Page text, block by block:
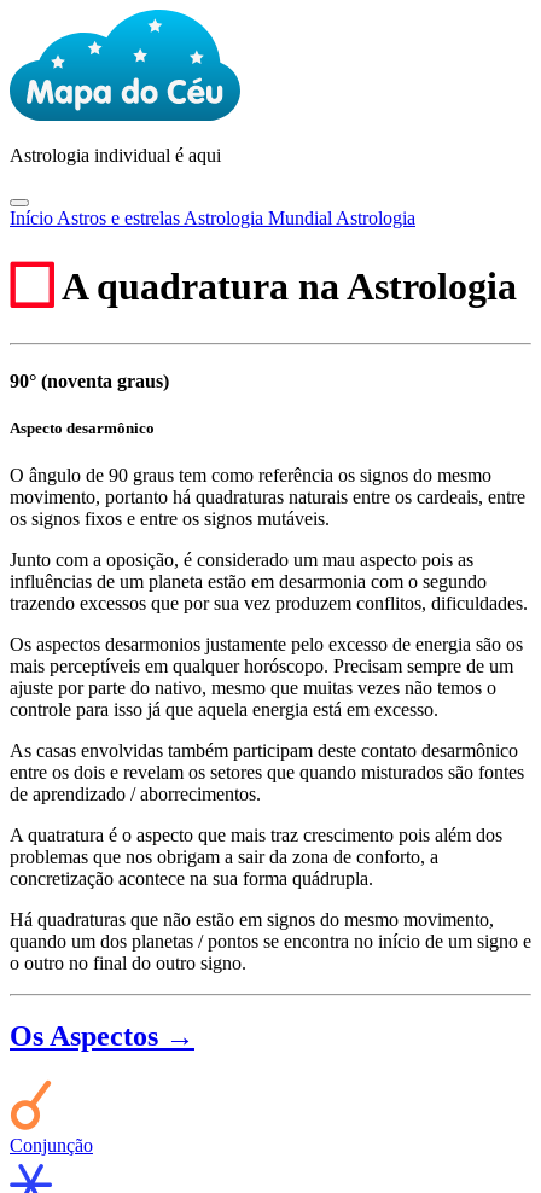
Astrologia individual é aqui
Início Astros e estrelas Astrologia Mundial Astrologia
A quadratura na Astrologia
90° (noventa graus)
Aspecto desarmônico
O ângulo de 90 graus tem como referência os signos do mesmo
movimento, portanto há quadraturas naturais entre os cardeais, entre
os signos fixos e entre os signos mutáveis.
Junto com a oposição, é considerado um mau aspecto pois as
influências de um planeta estão em desarmonia com o segundo
trazendo excessos que por sua vez produzem conflitos, dificuldades.
Os aspectos desarmonios justamente pelo excesso de energia são os
mais perceptíveis em qualquer horóscopo. Precisam sempre de um
ajuste por parte do nativo, mesmo que muitas vezes não temos o
controle para isso já que aquela energia está em excesso.
As casas envolvidas também participam deste contato desarmônico
entre os dois e revelam os setores que quando misturados são fontes
de aprendizado / aborrecimentos.
A quatratura é o aspecto que mais traz crescimento pois além dos
problemas que nos obrigam a sair da zona de conforto, a
concretização acontece na sua forma quádrupla.
Há quadraturas que não estão em signos do mesmo movimento,
quando um dos planetas / pontos se encontra no início de um signo e
o outro no final do outro signo.
Os Aspectos →
Conjunção